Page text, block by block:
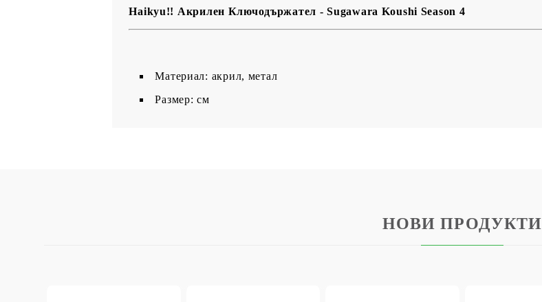
USD EUR
Haikyu!! Акрилен Ключодържател - Sugawara Koushi Season 4
Материал: акрил, метал
Размер: см
НОВИ ПРОДУКТИ